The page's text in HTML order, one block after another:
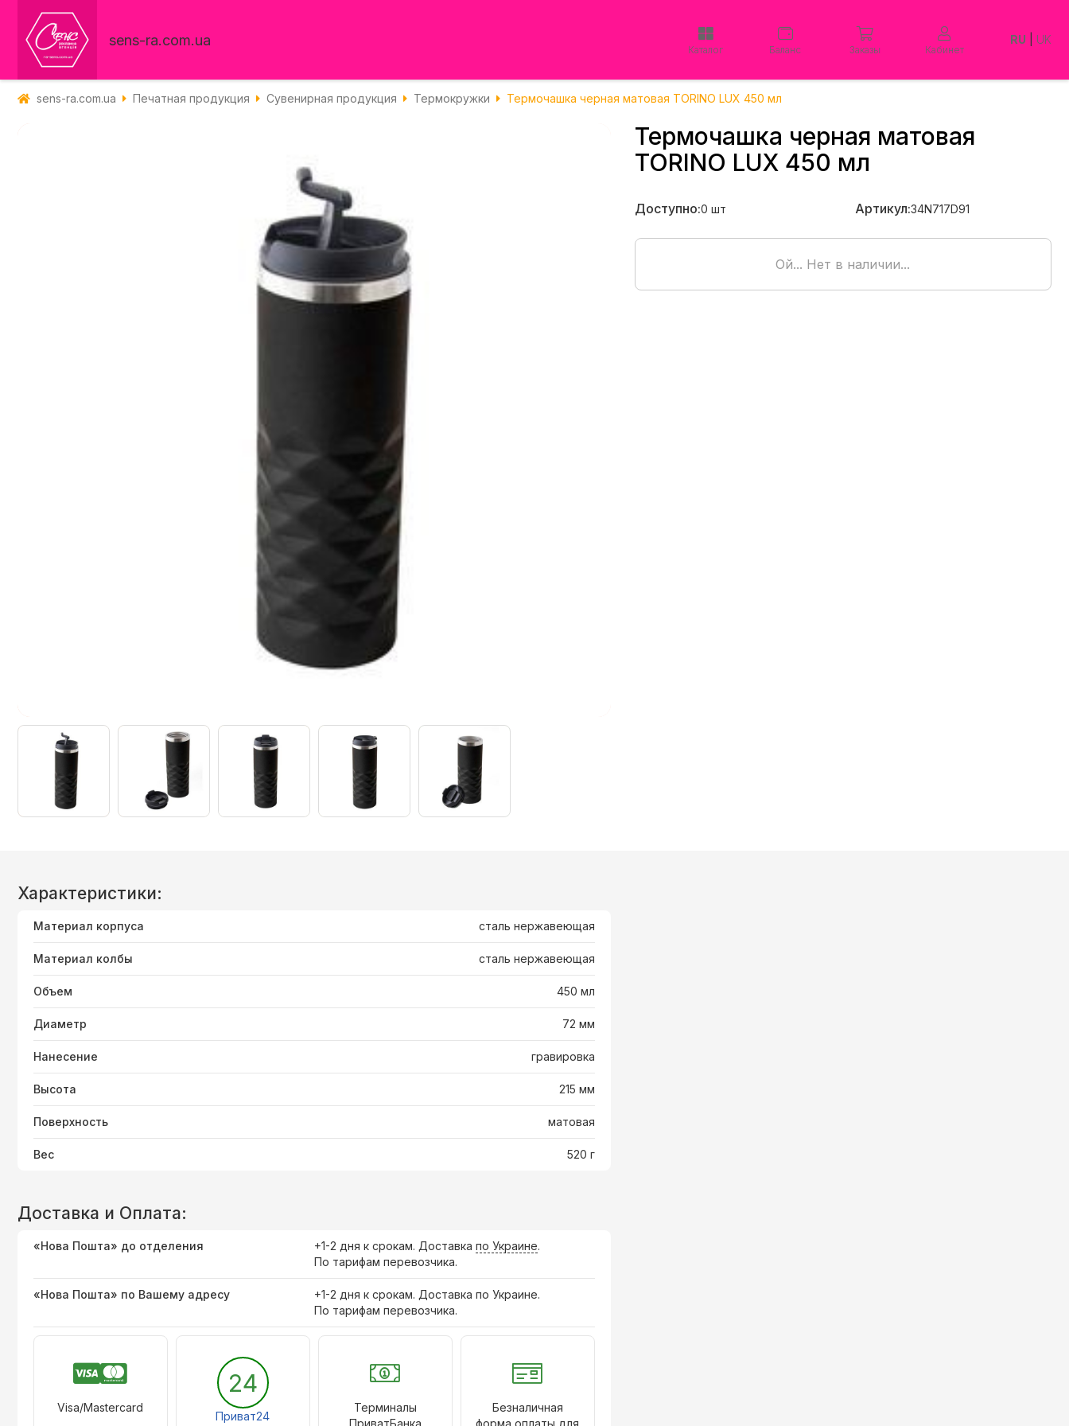
sens-ra.com.ua
Каталог Баланс Заказы Кабинет
RU UK
sens-ra.com.ua Печатная продукция Сувенирная продукция Термокружки Термочашка черная матовая TORINO LUX 450 мл
Термочашка черная матовая
TORINO LUX 450 мл
Доступно:0 шт Артикул:34N717D91
Ой... Нет в наличии...
Характеристики:
Материал корпуса сталь нержавеющая
Материал колбы сталь нержавеющая
Объем 450 мл
Диаметр 72 мм
Нанесение гравировка
Высота 215 мм
Поверхность матовая
Вес 520 г
Доставка и Оплата:
«Нова Пошта» до отделения +1-2 дня к срокам. Доставка по Украине.
По тарифам перевозчика.
«Нова Пошта» по Вашему адресу
+1-2 дня к срокам. Доставка по Украине.
По тарифам перевозчика.
Visa/Mastercard
24
Приват24
Терминалы
Безналичная